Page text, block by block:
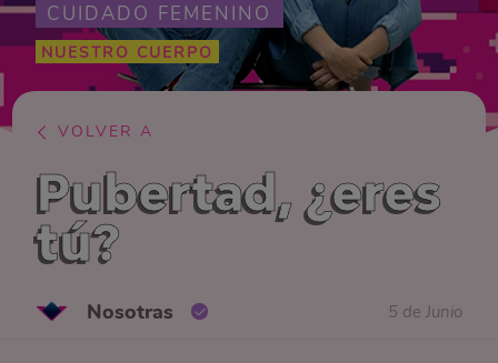
CUIDADO FEMENINO
NUESTRO CUERPO
VOLVER A
Pubertad, ¿eres
tú?
Nosotras 5 de Junio